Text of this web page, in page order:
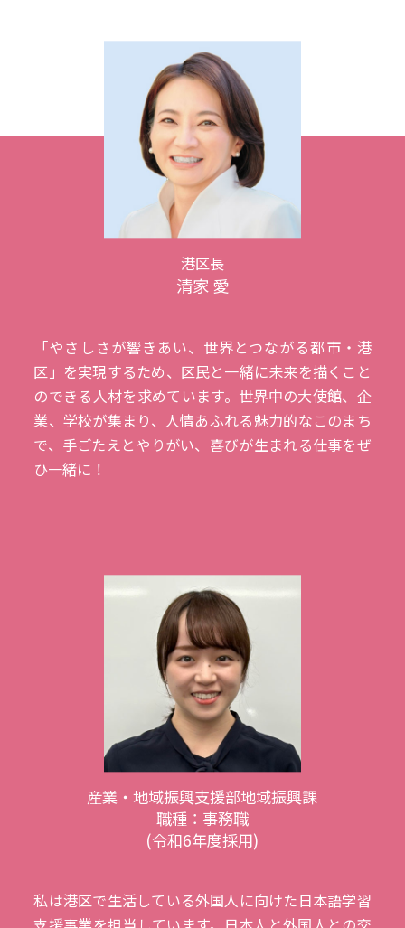
港区長
清家 愛
「やさしさが響きあい、世界とつながる都市・港
区」を実現するため、区民と一緒に未来を描くこと
のできる人材を求めています。世界中の大使館、企
業、学校が集まり、人情あふれる魅力的なこのまち
で、手ごたえとやりがい、喜びが生まれる仕事をぜ
ひ一緒に！
産業・地域振興支援部地域振興課
職種：事務職
(令和6年度採用)
私は港区で生活している外国人に向けた日本語学習